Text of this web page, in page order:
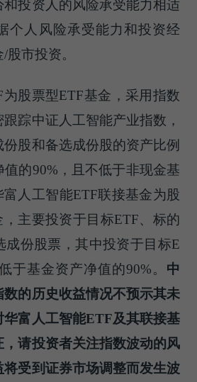
投资人的风险承受能力相适
个人风险承受能力和投资经
市投资。
股票型ETF基金，采用指数
踪中证人工智能产业指数，
股和备选成份股的资产比例
的90%，且不低于非现金基
富人工智能ETF联接基金为股
主要投资于目标ETF、标的
成份股票，其中投资于目标E
于基金资产净值的90%。 中
的历史收益情况不预示其未
华富人工智能ETF及其联接基
请投资者关注指数波动的风
将受到证券市场调整而发生波